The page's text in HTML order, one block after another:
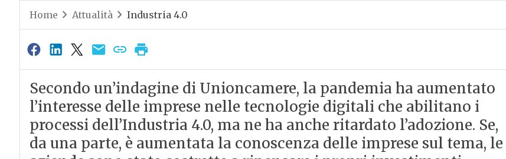
Home Attualità Industria 4.0
Secondo un’indagine di Unioncamere, la pandemia ha aumentato
l’interesse delle imprese nelle tecnologie digitali che abilitano i
processi dell’Industria 4.0, ma ne ha anche ritardato l’adozione. Se,
da una parte, è aumentata la conoscenza delle imprese sul tema, le